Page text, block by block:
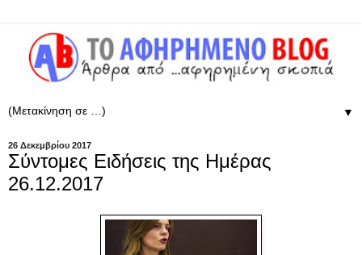
▼
26 Δεκεμβρίου 2017
Σύντομες Ειδήσεις της Ημέρας
26.12.2017